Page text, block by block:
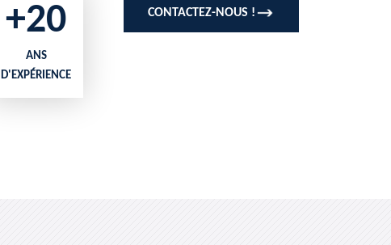
+20
ANS
D'EXPÉRIENCE
CONTACTEZ-NOUS !